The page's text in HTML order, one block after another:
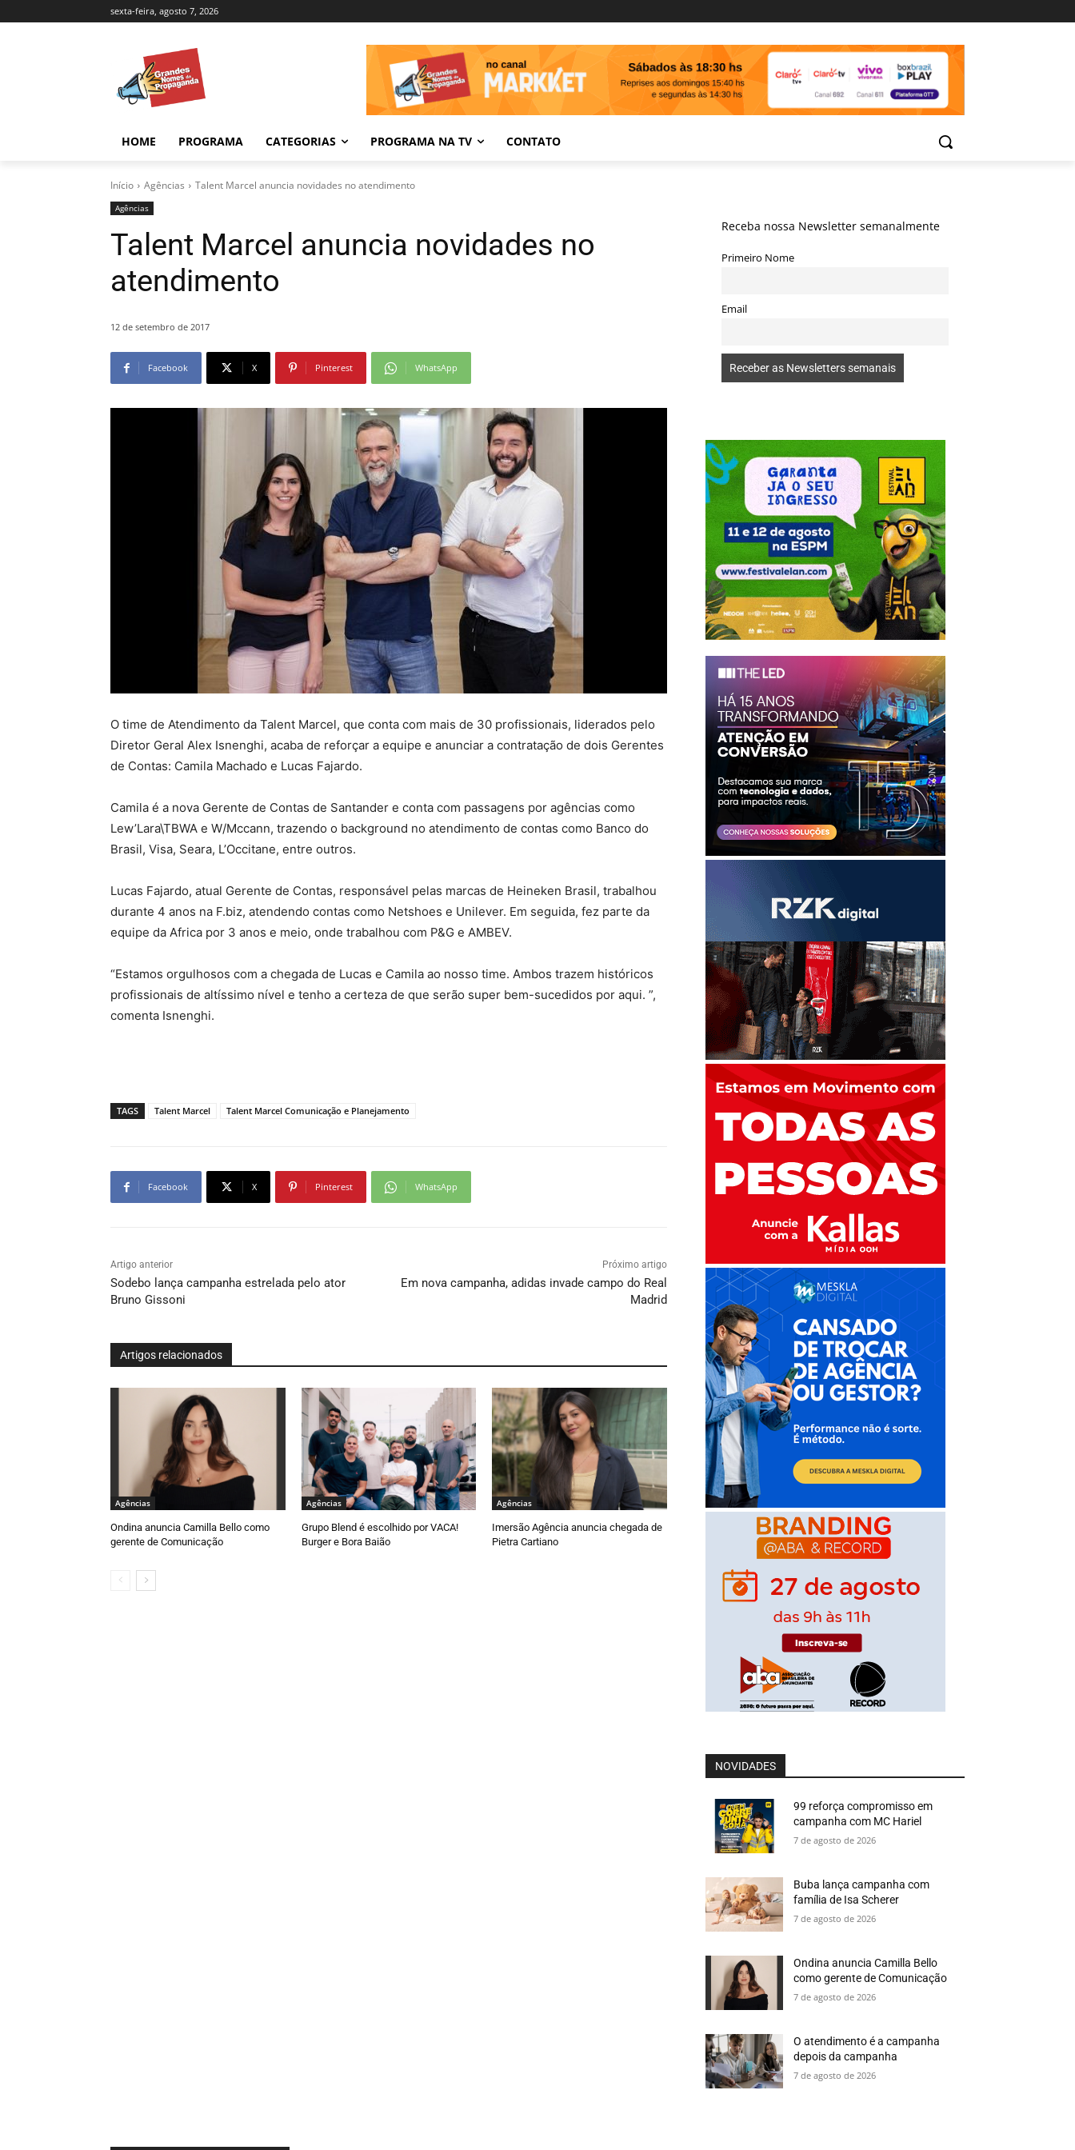
sexta-feira, agosto 7, 2026
HOME PROGRAMA CATEGORIAS PROGRAMA NA TV CONTATO
Início Agências Talent Marcel anuncia novidades no atendimento
Agências
Talent Marcel anuncia novidades no
atendimento
12 de setembro de 2017
Facebook X Pinterest WhatsApp
O time de Atendimento da Talent Marcel, que conta com mais de 30 profissionais, liderados pelo
Diretor Geral Alex Isnenghi, acaba de reforçar a equipe e anunciar a contratação de dois Gerentes
de Contas: Camila Machado e Lucas Fajardo.
Camila é a nova Gerente de Contas de Santander e conta com passagens por agências como
Lew’Lara\TBWA e W/Mccann, trazendo o background no atendimento de contas como Banco do
Brasil, Visa, Seara, L’Occitane, entre outros.
Lucas Fajardo, atual Gerente de Contas, responsável pelas marcas de Heineken Brasil, trabalhou
durante 4 anos na F.biz, atendendo contas como Netshoes e Unilever. Em seguida, fez parte da
equipe da Africa por 3 anos e meio, onde trabalhou com P&G e AMBEV.
“Estamos orgulhosos com a chegada de Lucas e Camila ao nosso time. Ambos trazem históricos
profissionais de altíssimo nível e tenho a certeza de que serão super bem-sucedidos por aqui. ”,
comenta Isnenghi.
TAGS Talent Marcel Talent Marcel Comunicação e Planejamento
Facebook X Pinterest WhatsApp
Artigo anterior
Sodebo lança campanha estrelada pelo ator
Bruno Gissoni
Próximo artigo
Em nova campanha, adidas invade campo do Real
Madrid
Artigos relacionados
Agências
Ondina anuncia Camilla Bello como
gerente de Comunicação
Agências
Grupo Blend é escolhido por VACA!
Burger e Bora Baião
Agências
Imersão Agência anuncia chegada de
Pietra Cartiano
Receba nossa Newsletter semanalmente
Primeiro Nome
Email
NOVIDADES
99 reforça compromisso em
campanha com MC Hariel
7 de agosto de 2026
Buba lança campanha com
família de Isa Scherer
7 de agosto de 2026
Ondina anuncia Camilla Bello
como gerente de Comunicação
7 de agosto de 2026
O atendimento é a campanha
depois da campanha
7 de agosto de 2026